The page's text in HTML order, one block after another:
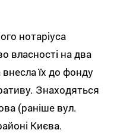
нотаріуса
власності на два
їх до фонду
Знаходяться
(раніше вул.
Києва.